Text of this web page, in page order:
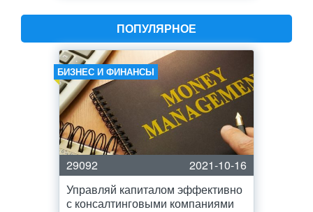
ПОПУЛЯРНОЕ
БИЗНЕС И ФИНАНСЫ
29092
2021-10-16
Управляй капиталом эффективно
с консалтинговыми компаниями